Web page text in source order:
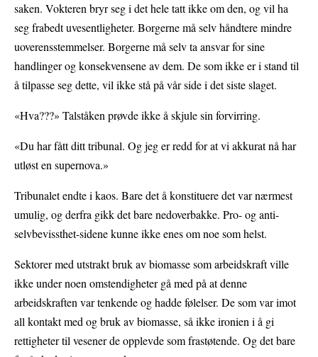
saken. Vokteren bryr seg i det hele tatt ikke om den, og vil ha
seg frabedt uvesentligheter. Borgerne må selv håndtere mindre
uoverensstemmelser. Borgerne må selv ta ansvar for sine
handlinger og konsekvensene av dem. De som ikke er i stand til
å tilpasse seg dette, vil ikke stå på vår side i det siste slaget.
«Hva???» Talståken prøvde ikke å skjule sin forvirring.
«Du har fått ditt tribunal. Og jeg er redd for at vi akkurat nå har
utløst en supernova.»
Tribunalet endte i kaos. Bare det å konstituere det var nærmest
umulig, og derfra gikk det bare nedoverbakke. Pro- og anti-
selvbevissthet-sidene kunne ikke enes om noe som helst.
Sektorer med utstrakt bruk av biomasse som arbeidskraft ville
ikke under noen omstendigheter gå med på at denne
arbeidskraften var tenkende og hadde følelser. De som var imot
all kontakt med og bruk av biomasse, så ikke ironien i å gi
rettigheter til vesener de opplevde som frastøtende. Og det bare